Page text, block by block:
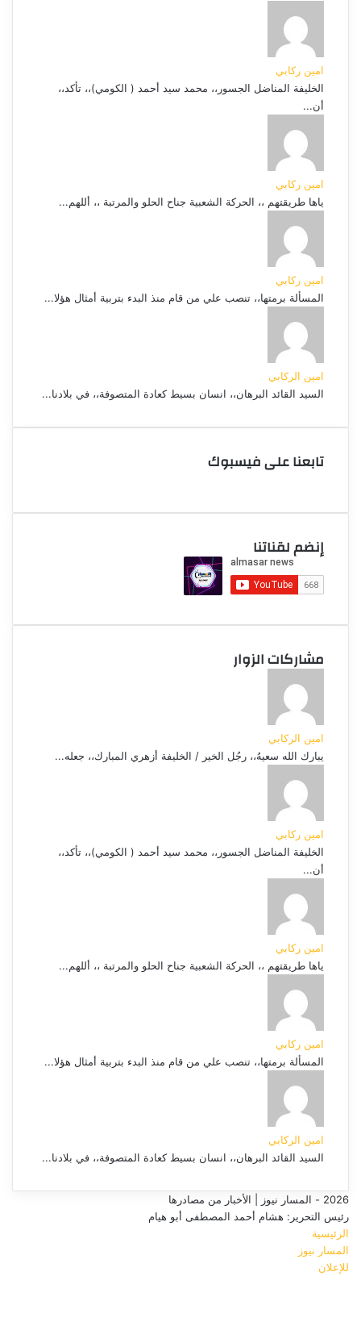
امين ركابي
الخليفة المناضل الجسور،، محمد سيد أحمد ( الكومي)،، تأكد،،
أن...
امين ركابي
ياها طريقتهم ،، الحركة الشعبية جناح الحلو والمرتبة ،، أللهم...
امين ركابي
المسألة برمتها،، تنصب علي من قام منذ البدء بتربية أمثال هؤلا...
امين الركابي
السيد القائد البرهان،، انسان بسيط كعادة المتصوفة،، في بلادنا...
تابعنا على فيسبوك
إنضم لقناتنا
مشاركات الزوار
امين الركابي
يبارك الله سعيهُ،، رجُل الخير / الخليفة أزهري المبارك،، جعله...
امين ركابي
الخليفة المناضل الجسور،، محمد سيد أحمد ( الكومي)،، تأكد،،
أن...
امين ركابي
ياها طريقتهم ،، الحركة الشعبية جناح الحلو والمرتبة ،، أللهم...
امين ركابي
المسألة برمتها،، تنصب علي من قام منذ البدء بتربية أمثال هؤلا...
امين الركابي
السيد القائد البرهان،، انسان بسيط كعادة المتصوفة،، في بلادنا...
2026 - المسار نيوز | الأخبار من مصادرها
رئيس التحرير: هشام أحمد المصطفى أبو هيام
الرئيسية
المسار نيوز
للإعلان